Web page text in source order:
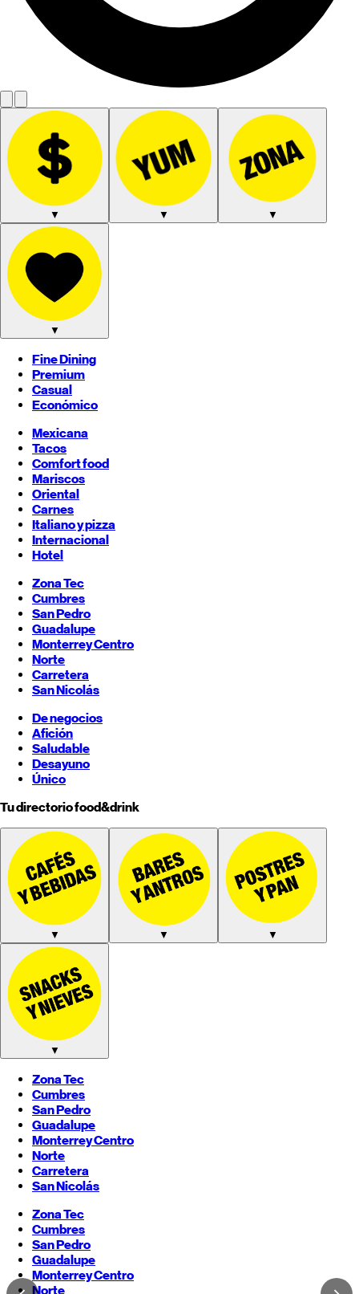
▼ ▼ ▼
▼
Fine Dining
Premium
Casual
Económico
Mexicana
Tacos
Comfort food
Mariscos
Oriental
Carnes
Italiano y pizza
Internacional
Hotel
Zona Tec
Cumbres
San Pedro
Guadalupe
MonterreyCentro
Norte
Carretera
San Nicolás
De negocios
Afición
Saludable
Desayuno
Único
Tu directorio food&drink
▼ ▼ ▼
▼
Zona Tec
Cumbres
San Pedro
Guadalupe
MonterreyCentro
Norte
Carretera
San Nicolás
Zona Tec
Cumbres
San Pedro
Guadalupe
MonterreyCentro
Norte